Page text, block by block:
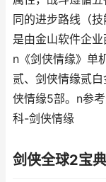
同的进步路线（
是由金山软件企业
n《剑侠情缘》单
贰、剑侠情缘贰
侠情缘5部。n参
科-剑侠情缘
剑侠全球2宝典